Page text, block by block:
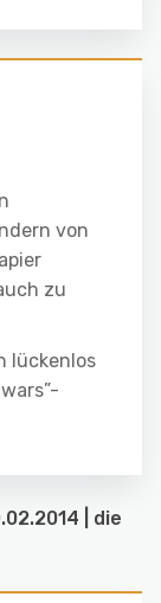
von
zu
lückenlos
| die